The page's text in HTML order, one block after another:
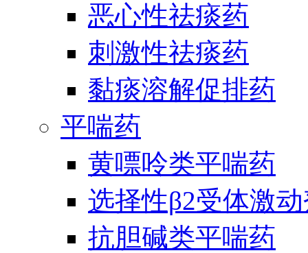
恶心性祛痰药
刺激性祛痰药
黏痰溶解促排药
平喘药
黄嘌呤类平喘药
选择性β2受体激
抗胆碱类平喘药